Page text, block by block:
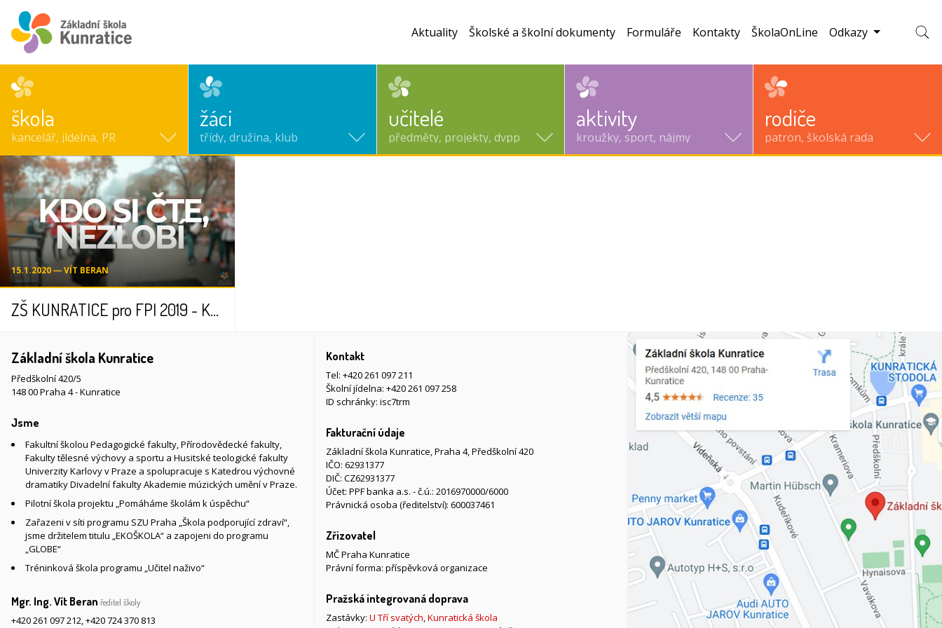
škola
kancelář, jídelna, PR
žáci
třídy, družina, klub
učitelé
předměty, projekty, dvpp
aktivity
kroužky, sport, nájmy
rodiče
patron, školská rada
Aktuality Školské a školní dokumenty Formuláře Kontakty ŠkolaOnLine Odkazy
15.1.2020 ― VÍT BERAN
ZŠ KUNRATICE pro FPI 2019 - Kdo si čte, nezlobí
Základní škola Kunratice
Předškolní 420/5
148 00 Praha 4 - Kunratice
Jsme
Fakultní školou Pedagogické fakulty, Přírodovědecké fakulty,
Fakulty tělesné výchovy a sportu a Husitské teologické fakulty
Univerzity Karlovy v Praze a spolupracuje s Katedrou výchovné
dramatiky Divadelní fakulty Akademie múzických umění v Praze.
Pilotní škola projektu „Pomáháme školám k úspěchu“
Zařazeni v síti programu SZU Praha „Škola podporující zdraví“,
jsme držitelem titulu „EKOŠKOLA“ a zapojeni do programu
„GLOBE“
Tréninková škola programu „Učitel naživo“
Mgr. Ing. Vít Beran ředitel školy
+420 261 097 212 +420 724 370 813
Kontakt
Tel: +420 261 097 211
Školní jídelna: +420 261 097 258
ID schránky: isc7trm
Fakturační údaje
Základní škola Kunratice, Praha 4, Předškolní 420
IČO: 62931377
DIČ: CZ62931377
Účet: PPF banka a.s. - č.ú.: 2016970000/6000
Právnická osoba (ředitelství): 600037461
Zřizovatel
MČ Praha Kunratice
Právní forma: příspěvková organizace
Pražská integrovaná doprava
Zastávky: U Tří svatých Kunratická škola